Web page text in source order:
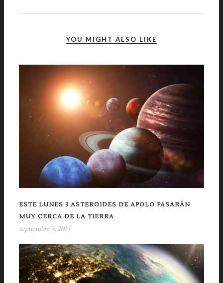
YOU MIGHT ALSO LIKE
ESTE LUNES 3 ASTEROIDES DE APOLO PASARÁN
MUY CERCA DE LA TIERRA
septiembre 9, 2019